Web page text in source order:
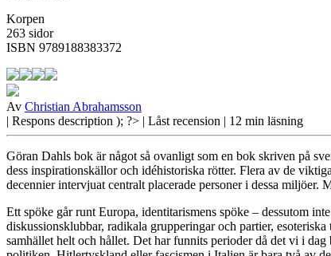
Korpen
263 sidor
ISBN 9789188383372
Av Christian Abrahamsson
| Respons description ); ?> | Låst recension | 12 min läsning
Göran Dahls bok är något så ovanligt som en bok skriven på
dess inspirationskällor och idéhistoriska rötter. Flera av de
decennier intervjuat centralt placerade personer i dessa miljöer.
Ett spöke gårrunt Europa, identitarismens spöke – dessutom
diskussionsklubbar, radikala grupperingar och partier,
samhället helt och hållet. Det har funnits perioder då det vi i